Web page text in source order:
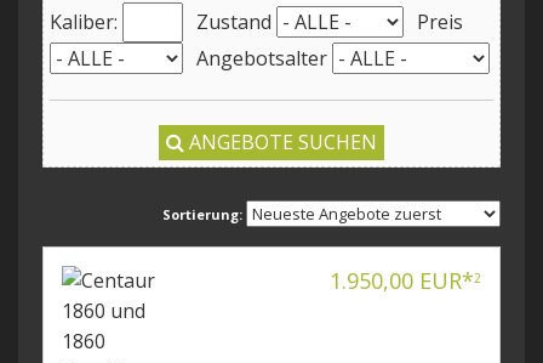
Kaliber: Zustand
Preis
Angebotsalter
ANGEBOTE SUCHEN
Sortierung:
1.950,00 EUR*2